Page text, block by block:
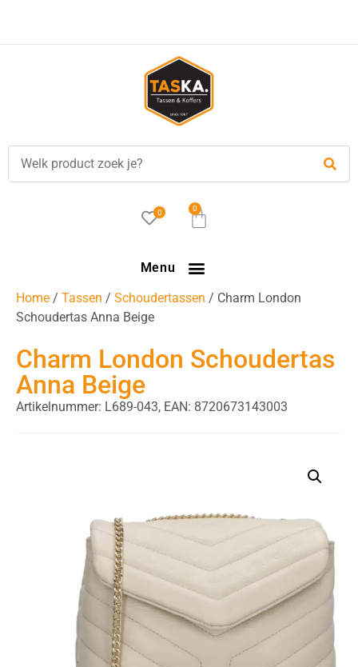
verzending in NL vanaf €35,-!
0 0
Menu
Home / Tassen / Schoudertassen / Charm London
Schoudertas Anna Beige
Charm London Schoudertas
Anna Beige
Artikelnummer: L689-043, EAN: 8720673143003